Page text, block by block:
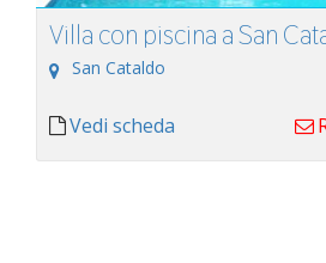
Villa con piscina a San
San Cataldo
Vedi scheda